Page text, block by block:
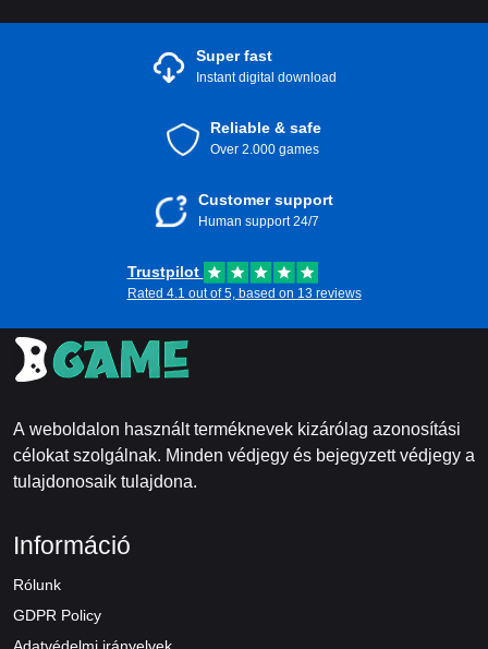
Super fast
Instant digital download
Reliable & safe
Over 2.000 games
Customer support
Human support 24/7
Trustpilot
Rated 4.1 out of 5, based on 13 reviews
A weboldalon használt terméknevek kizárólag azonosítási
célokat szolgálnak. Minden védjegy és bejegyzett védjegy a
tulajdonosaik tulajdona.
Információ
Rólunk
GDPR Policy